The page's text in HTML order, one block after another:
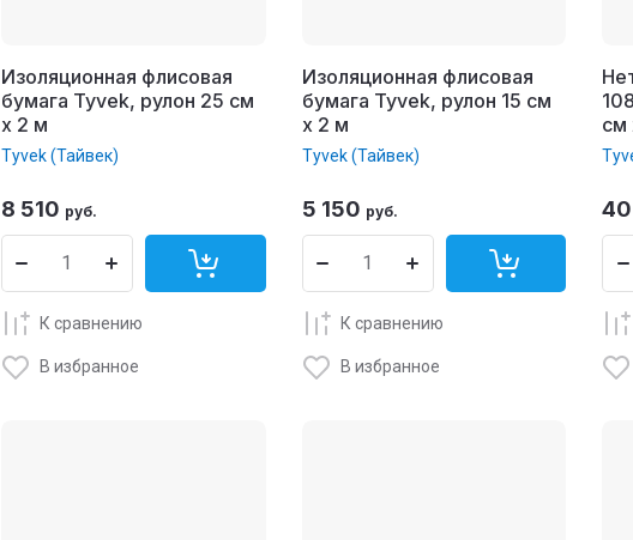
Изоляционная флисовая
бумага Tyvek, рулон 25 см
x 2 м
Tyvek (Тайвек)
8 510 руб.
К сравнению
В избранное
Изоляционная флисовая
бумага Tyvek, рулон 15 см
x 2 м
Tyvek (Тайвек)
5 150 руб.
К сравнению
В избранное
см